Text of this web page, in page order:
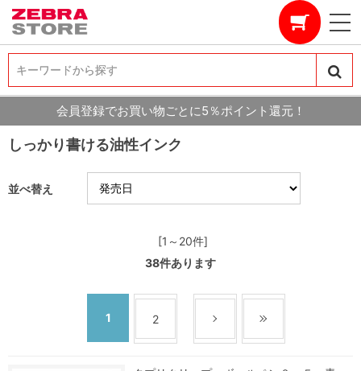
キーワードから探す
キーワードから探す
会員登録でお買い物ごとに5％ポイント還元！
しっかり書ける油性インク
並べ替え
[1～20件]
38件あります
1 2